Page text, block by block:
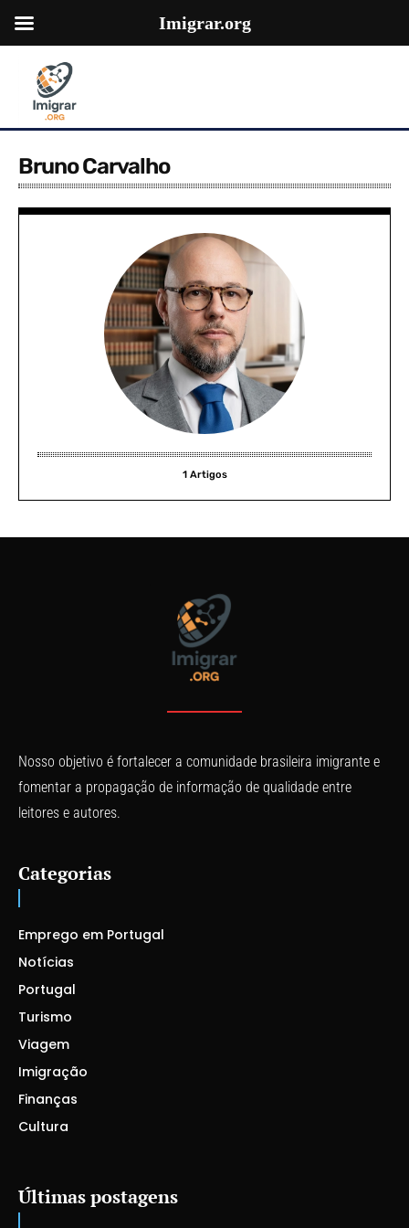
Bruno Carvalho
1 Artigos
Nosso objetivo é fortalecer a comunidade brasileira imigrante e
fomentar a propagação de informação de qualidade entre
leitores e autores.
Categorias
Emprego em Portugal
Notícias
Portugal
Turismo
Viagem
Imigração
Finanças
Cultura
Últimas postagens
Imigrar.org